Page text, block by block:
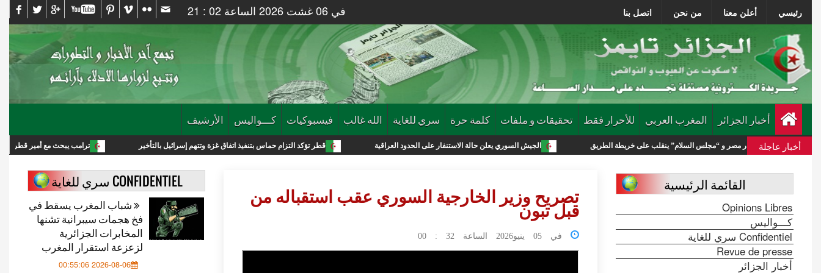
رئيسي أعلن معنا من نحن اتصل بنا في 06 غشت 2026 الساعة 02 : 21
أخبار الجزائر المغرب العربي للأحرار فقط تحقيقات و ملفات كلمة حرة سري للغاية الله غالب فيسبوكيات كـــواليس الأرشيف
أخبار عاجلة ترامب يبحث مع أمير قطر خفض التصعيد مع قطر تؤكد التزام حماس بتنفيذ اتفاق غزة وتتهم إسرائيل بالتأخير الجيش السوري يعلن حالة الاستنفار على الحدود العراقية يغادر مصر و “مجلس السلام” ينقلب على خريطة الطريق
CONFIDENTIEL سري للغاية
شباب المغرب يسقط في
فخ هجمات سيبرانية تشنها
المخابرات الجزائرية
لزعزعة استقرار المغرب
2026-08-06 00:55:06
تصريح وزير الخارجية السوري عقب استقباله من
قبل تبون
في 05 ينيو2026 الساعة 32 : 00
القائمة الرئيسية
Opinions Libres
كـــواليس
Confidentiel سري للغاية
Revue de presse
أخبار الجزائر